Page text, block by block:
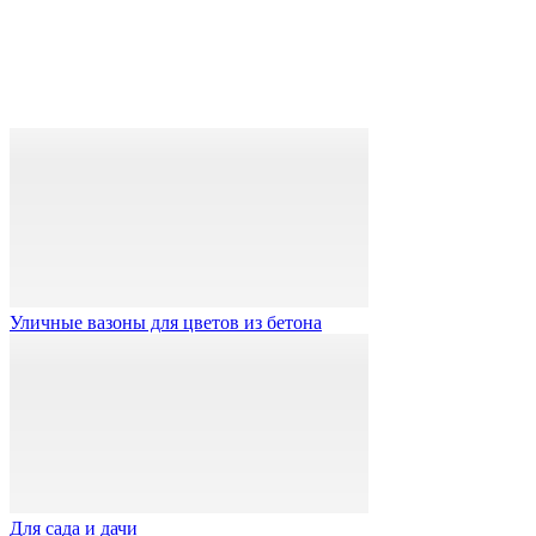
Уличные вазоны для цветов из бетона
Для сада и дачи